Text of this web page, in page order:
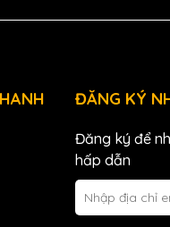
ĐĂNG KÝ
Đăng ký để
hấp dẫn